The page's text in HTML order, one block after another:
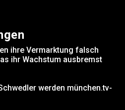
ihre Vermarktung falsch
ihr Wachstum ausbremst
werden münchen.tv-